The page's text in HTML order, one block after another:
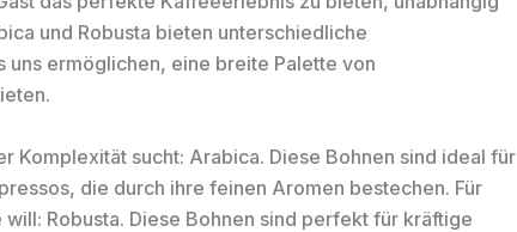
und Robusta bieten unterschiedliche
uns ermöglichen, eine breite Palette von
Komplexität sucht: Arabica. Diese Bohnen sind ideal für
die durch ihre feinen Aromen bestechen. Für
Robusta. Diese Bohnen sind perfekt für kräftige